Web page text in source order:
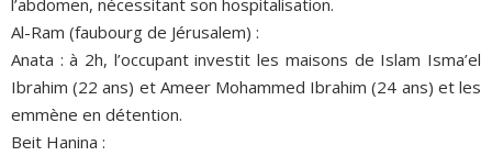
Al-Ram (faubourg de Jérusalem) :
Anata : à 2h, l’occupant investit les maisons de Islam Isma’el
Ibrahim (22 ans) et Ameer Mohammed Ibrahim (24 ans) et les
emmène en détention.
Beit Hanina :